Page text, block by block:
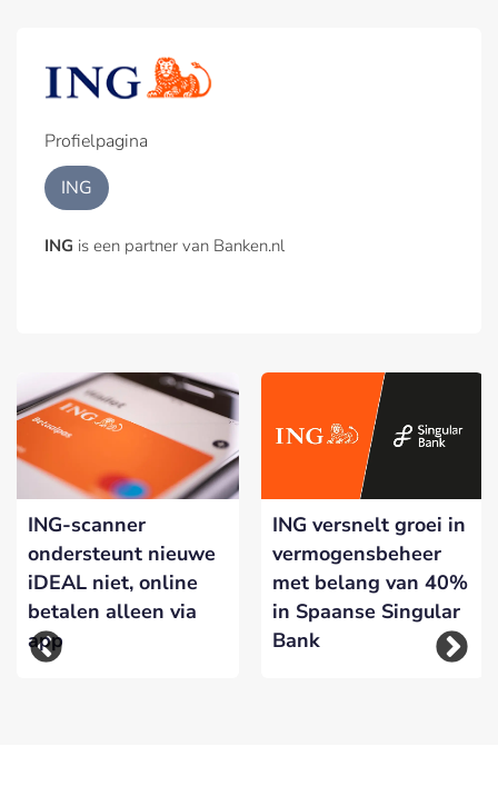
Profielpagina
ING
ING is een partner van Banken.nl
ING-scanner
ondersteunt nieuwe
iDEAL niet, online
betalen alleen via
app
ING versnelt groei in
vermogensbeheer
met belang van 40%
in Spaanse Singular
Bank